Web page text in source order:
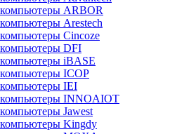
ARBOR
Arestech
Cincoze
DFI
iBASE
ICOP
IEI
INNOAIOT
Jawest
Kingdy